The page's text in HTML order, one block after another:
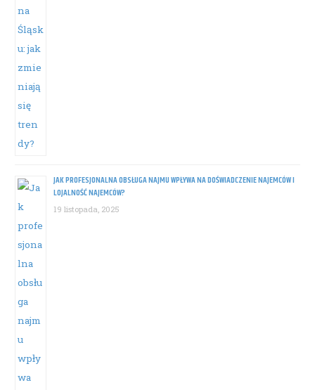
JAK PROFESJONALNA OBSŁUGA NAJMU WPŁYWA NA DOŚWIADCZENIE NAJEMCÓW I
LOJALNOŚĆ NAJEMCÓW?
19 listopada, 2025